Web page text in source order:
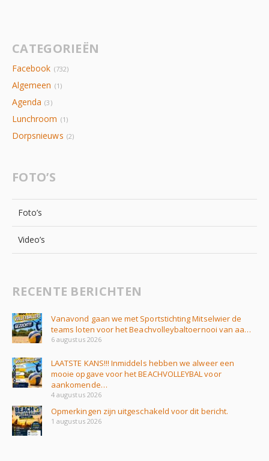
CATEGORIEËN
Facebook (732)
Algemeen (1)
Agenda (3)
Lunchroom (1)
Dorpsnieuws (2)
FOTO’S
Foto’s
Video’s
RECENTE BERICHTEN
Vanavond gaan we met Sportstichting Mitselwier de
teams loten voor het Beachvolleybaltoernooi van aa…
6 augustus 2026
LAATSTE KANS!!! Inmiddels hebben we alweer een
mooie opgave voor het BEACHVOLLEYBAL voor
aankomende…
4 augustus 2026
Opmerkingen zijn uitgeschakeld voor dit bericht.
1 augustus 2026